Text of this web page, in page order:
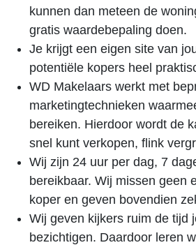
kunnen dan meteen de
gratis waardebepaling doen.
Je krijgt een eigen site van
potentiële kopers heel
WD Makelaars werkt met
marketingtechnieken
bereiken. Hierdoor wordt de
snel kunt verkopen, flink
Wij zijn 24 uur per dag, 7
bereikbaar. Wij missen geen
koper en geven bovendien
Wij geven kijkers ruim de tijd
bezichtigen. Daardoor leren